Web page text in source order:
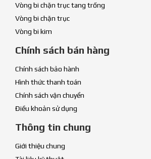
Vòng bi chặn trục tang trống
Vòng bi chặn trục
Vòng bi kim
Chính sách bán hàng
Chính sách bảo hành
Hình thức thanh toán
Chính sách vận chuyển
Điều khoản sử dụng
Thông tin chung
Giới thiệu chung